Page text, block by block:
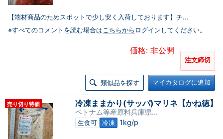
【端材商品のためスポットで少し安く入荷しております】チ...
※すべてのコメントを読む場合はこちらから ログインしてください。
価格: 非公開
注文締切
類似品を探す マイカタログに追加
売り切り特価 冷凍ままかり(サッパ)マリネ【かね徳】
ベトナム等産原料兵庫県...
生食可 冷凍 1kg/p